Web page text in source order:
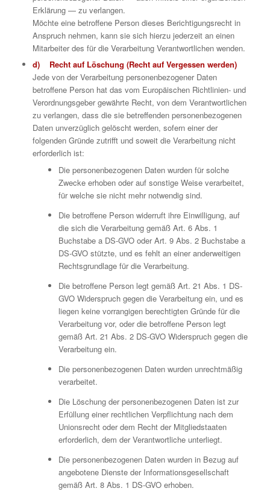
Erklärung — zu verlangen.
Möchte eine betroffene Person dieses Berichtigungsrecht in
Anspruch nehmen, kann sie sich hierzu jederzeit an einen
Mitarbeiter des für die Verarbeitung Verantwortlichen wenden.
d) Recht auf Löschung (Recht auf Vergessen werden)
Jede von der Verarbeitung personenbezogener Daten
betroffene Person hat das vom Europäischen Richtlinien- und
Verordnungsgeber gewährte Recht, von dem Verantwortlichen
zu verlangen, dass die sie betreffenden personenbezogenen
Daten unverzüglich gelöscht werden, sofern einer der
folgenden Gründe zutrifft und soweit die Verarbeitung nicht
erforderlich ist:
Die personenbezogenen Daten wurden für solche
Zwecke erhoben oder auf sonstige Weise verarbeitet,
für welche sie nicht mehr notwendig sind.
Die betroffene Person widerruft ihre Einwilligung, auf
die sich die Verarbeitung gemäß Art. 6 Abs. 1
Buchstabe a DS-GVO oder Art. 9 Abs. 2 Buchstabe a
DS-GVO stützte, und es fehlt an einer anderweitigen
Rechtsgrundlage für die Verarbeitung.
Die betroffene Person legt gemäß Art. 21 Abs. 1 DS-
GVO Widerspruch gegen die Verarbeitung ein, und es
liegen keine vorrangigen berechtigten Gründe für die
Verarbeitung vor, oder die betroffene Person legt
gemäß Art. 21 Abs. 2 DS-GVO Widerspruch gegen die
Verarbeitung ein.
Die personenbezogenen Daten wurden unrechtmäßig
verarbeitet.
Die Löschung der personenbezogenen Daten ist zur
Erfüllung einer rechtlichen Verpflichtung nach dem
Unionsrecht oder dem Recht der Mitgliedstaaten
erforderlich, dem der Verantwortliche unterliegt.
Die personenbezogenen Daten wurden in Bezug auf
angebotene Dienste der Informationsgesellschaft
gemäß Art. 8 Abs. 1 DS-GVO erhoben.